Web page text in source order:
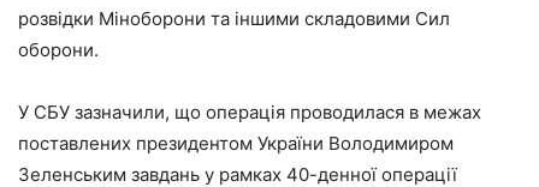
розвідки Міноборони та іншими складовими Сил
оборони.
У СБУ зазначили, що операція проводилася в межах
поставлених президентом України Володимиром
Зеленським завдань у рамках 40-денної операції